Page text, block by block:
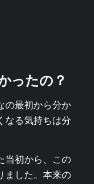
ったの？
の最初から分か
なる気持ちは分
当初から、この
ました。本来の